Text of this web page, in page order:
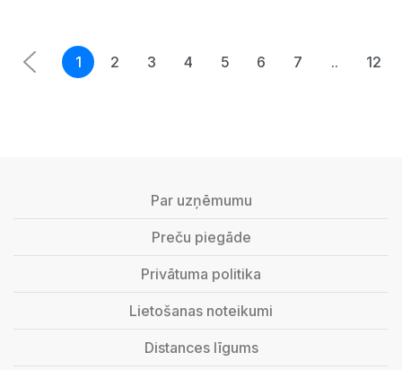
1 2 3 4 5 6 7 .. 12
Par uzņēmumu
Preču piegāde
Privātuma politika
Lietošanas noteikumi
Distances līgums